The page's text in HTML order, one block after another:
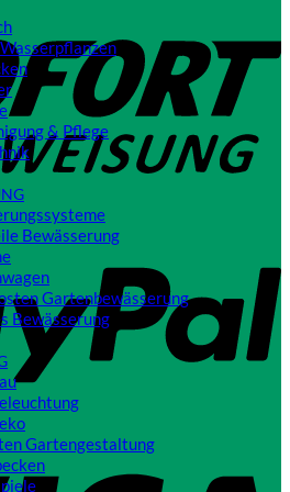
& Pflege
Bewässerung
Gartenbewässerung
Bewässerung
Gartengestaltung